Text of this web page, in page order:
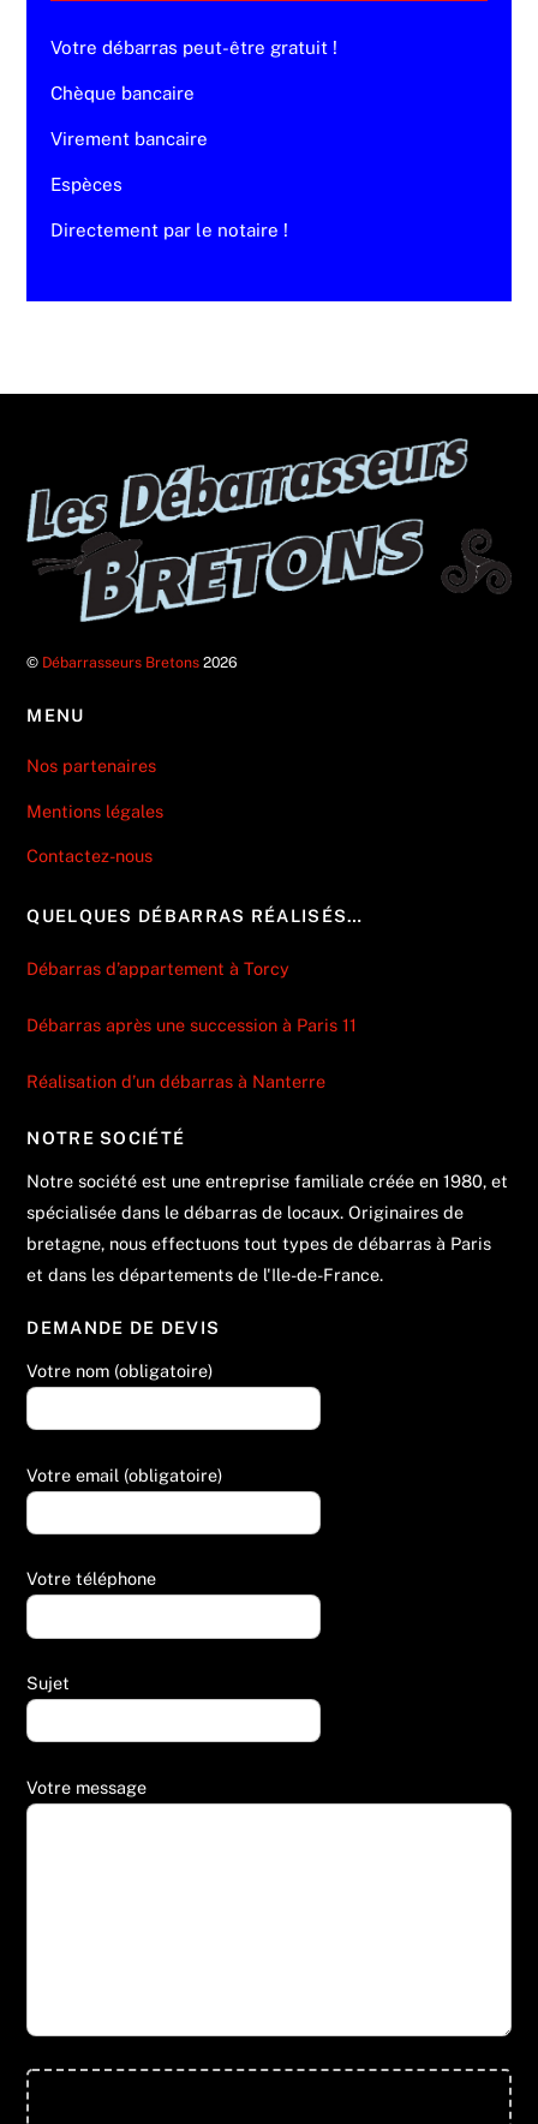
Votre débarras peut-être gratuit !
Chèque bancaire
Virement bancaire
Espèces
Directement par le notaire !
© Débarrasseurs Bretons 2026
MENU
Nos partenaires
Mentions légales
Contactez-nous
QUELQUES DÉBARRAS RÉALISÉS…
Débarras d’appartement à Torcy
Débarras après une succession à Paris 11
Réalisation d’un débarras à Nanterre
NOTRE SOCIÉTÉ
Notre société est une entreprise familiale créée en 1980, et
spécialisée dans le débarras de locaux. Originaires de
bretagne, nous effectuons tout types de débarras à Paris
et dans les départements de l'Ile-de-France.
DEMANDE DE DEVIS
Votre nom (obligatoire)
Votre email (obligatoire)
Votre téléphone
Sujet
Votre message